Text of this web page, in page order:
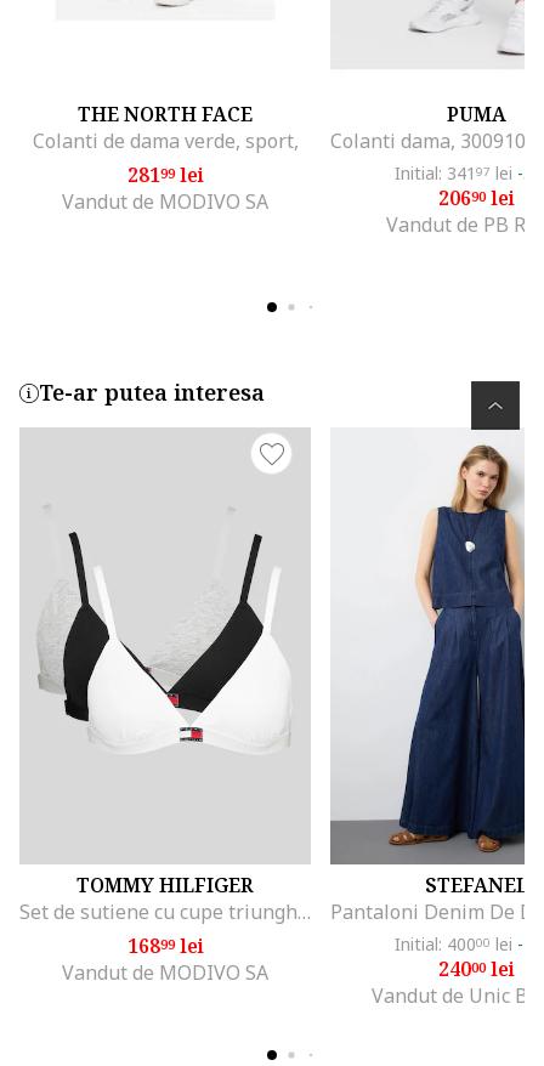
THE NORTH FACE
Colanti de dama verde, sport,
28199lei
Vandut de MODIVO SA
PUMA
Initial: 341 97 lei -
20690lei
Vandut de PB
Te-ar putea interesa
TOMMY HILFIGER
Set de sutiene cu cupe triunghiulare si detaliu logo - 3 perechi, Alb/Negru/Gri melange
16899lei
Vandut de MODIVO SA
STEFANEL
Initial: 40000 lei -
24000lei
Vandut de Unic